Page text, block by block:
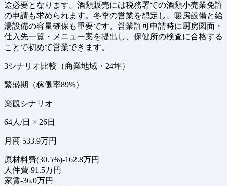
途必要となります。酒類販売には税務署での酒類小売業免許
の申請も求められます。冬季の営業を想定し、暖房設備と給
湯設備の容量確保も重要です。営業許可申請時に厨房図面・
仕入先一覧・メニュー案を提出し、保健所の検査に合格する
ことで初めて営業できます。
3シナリオ比較（商業地域・24坪）
繁盛期（稼働率89%）
楽観シナリオ
64人/日 × 26日
月商 533.9万円
原材料費(30.5%)-162.8万円
人件費-91.5万円
家賃-36.0万円